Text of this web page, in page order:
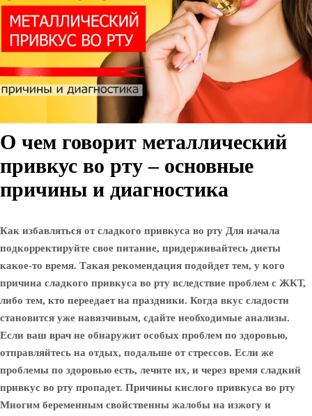
О чем говорит металлический
привкус во рту – основные
причины и диагностика
Как избавляться от сладкого привкуса во рту Для начала
подкорректируйте свое питание, придерживайтесь диеты
какое-то время. Такая рекомендация подойдет тем, у кого
причина сладкого привкуса во рту вследствие проблем с ЖКТ,
либо тем, кто переедает на праздники. Когда вкус сладости
становится уже навязчивым, сдайте необходимые анализы.
Если ваш врач не обнаружит особых проблем по здоровью,
отправляйтесь на отдых, подальше от стрессов. Если же
проблемы по здоровью есть, лечите их, и через время сладкий
привкус во рту пропадет. Причины кислого привкуса во рту
Многим беременным свойственны жалобы на изжогу и